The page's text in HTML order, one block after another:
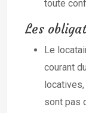
toute
Les
Le
courant
sont pas